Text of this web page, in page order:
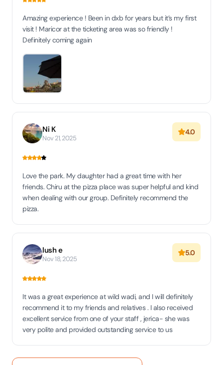
Amazing experience ! Been in dxb for years but it’s my first
visit ! Maricor at the ticketing area was so friendly !
Definitely coming again
Ni K
Nov 21, 2025
4.0
Love the park. My daughter had a great time with her
friends. Chiru at the pizza place was super helpful and kind
when dealing with our group. Definitely recommend the
pizza.
lush e
Nov 18, 2025
5.0
It was a great experience at wild wadi, and I will definitely
recommend it to my friends and relatives . I also received
excellent service from one of your staff , jerica- she was
very polite and provided outstanding service to us